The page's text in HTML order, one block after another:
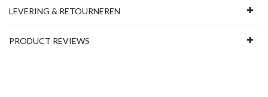
LEVERING & RETOURNEREN
PRODUCT REVIEWS